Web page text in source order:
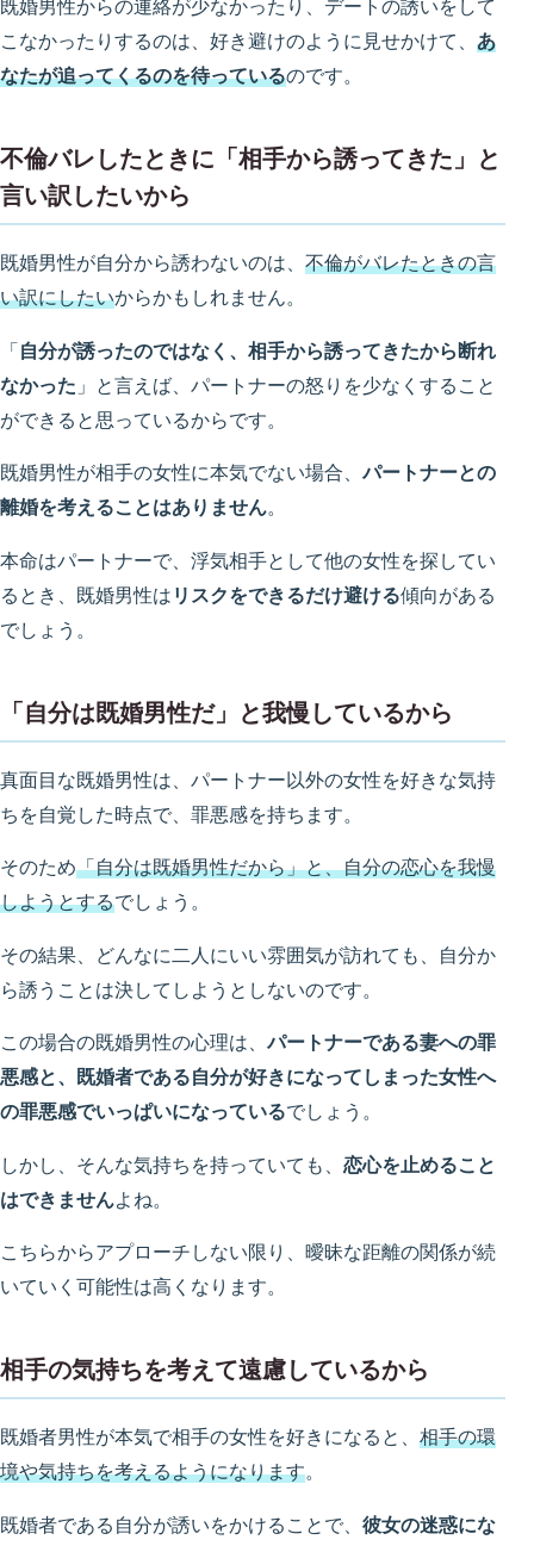
既婚男性からの連絡が少なかったり、デートの誘いをして
こなかったりするのは、好き避けのように見せかけて、 あ
なたが追ってくるのを待っているのです。
不倫バレしたときに「相手から誘ってきた」と
言い訳したいから
既婚男性が自分から誘わないのは、 不倫がバレたときの言
い訳にしたいからかもしれません。
「自分が誘ったのではなく、相手から誘ってきたから断れ
なかった 」と言えば、パートナーの怒りを少なくすること
ができると思っているからです。
既婚男性が相手の女性に本気でない場合、 パートナーとの
離婚を考えることはありません。
本命はパートナーで、浮気相手として他の女性を探してい
るとき、既婚男性は リスクをできるだけ避ける傾向がある
でしょう。
「自分は既婚男性だ」と我慢しているから
真面目な既婚男性は、パートナー以外の女性を好きな気持
ちを自覚した時点で、罪悪感を持ちます。
そのため「自分は既婚男性だから」と、自分の恋心を我慢
しようとするでしょう。
その結果、どんなに二人にいい雰囲気が訪れても、自分か
ら誘うことは決してしようとしないのです。
この場合の既婚男性の心理は、 パートナーである妻への罪
悪感と、既婚者である自分が好きになってしまった女性へ
の罪悪感でいっぱいになっているでしょう。
しかし、そんな気持ちを持っていても、 恋心を止めること
はできませんよね。
こちらからアプローチしない限り、曖昧な距離の関係が続
いていく可能性は高くなります。
相手の気持ちを考えて遠慮しているから
既婚者男性が本気で相手の女性を好きになると、 相手の環
境や気持ちを考えるようになります。
既婚者である自分が誘いをかけることで、 彼女の迷惑にな